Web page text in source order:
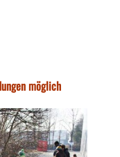
möglich